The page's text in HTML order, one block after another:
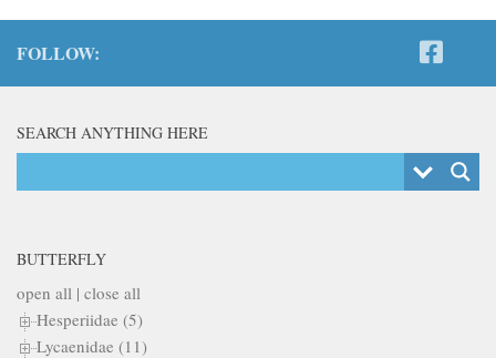
FOLLOW:
SEARCH ANYTHING HERE
BUTTERFLY
open all | close all
Hesperiidae (5)
Lycaenidae (11)